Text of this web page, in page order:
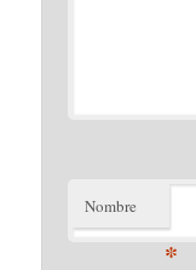
Nombre
*